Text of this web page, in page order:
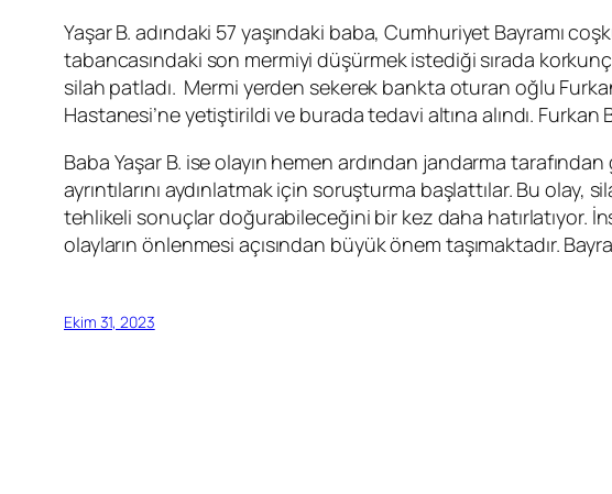
Yaşar B. adındaki 57 yaşındaki baba, Cumhuriyet Bayramı
tabancasındaki son mermiyi düşürmek istediği sırada
silah patladı. Mermi yerden sekerek bankta oturan oğlu
Hastanesi’ne yetiştirildi ve burada tedavi altına alındı.
Baba Yaşar B. ise olayın hemen ardından jandarma
ayrıntılarını aydınlatmak için soruşturma başlattılar. Bu
tehlikeli sonuçlar doğurabileceğini bir kez daha hatırlatıyor.
olayların önlenmesi açısından büyük önem taşımaktadır.
Ekim 31, 2023